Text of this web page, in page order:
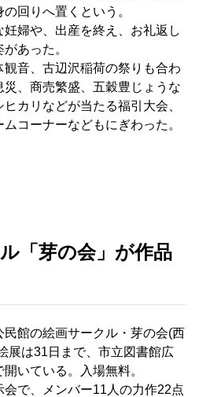
回りへ置くという。
婦や、出産を終え、お礼返し
あった。
音、古辺沢稲荷の祭りも合わ
災、商売繁盛、五穀豊じょうな
カリなどが当たる福引大会、
コーナーなどもにぎわった。
「芽の会」が作品
館の絵画サークル・芽の会(西
展は31日まで、市立図書館広
いている。入場無料。
で、メンバー11人の力作22点